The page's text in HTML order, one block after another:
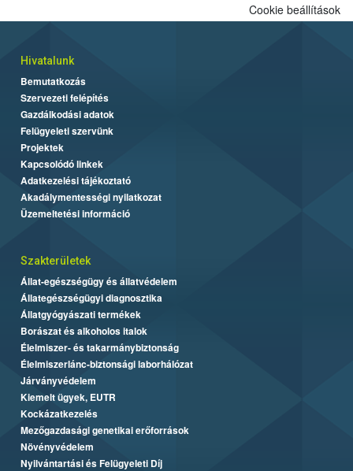
Cookie beállítások
Hivatalunk
Bemutatkozás
Szervezeti felépítés
Gazdálkodási adatok
Felügyeleti szervünk
Projektek
Kapcsolódó linkek
Adatkezelési tájékoztató
Akadálymentességi nyilatkozat
Üzemeltetési információ
Szakterületek
Állat-egészségügy és állatvédelem
Állategészségügyi diagnosztika
Állatgyógyászati termékek
Borászat és alkoholos italok
Élelmiszer- és takarmánybiztonság
Élelmiszerlánc-biztonsági laborhálózat
Járványvédelem
Kiemelt ügyek, EUTR
Kockázatkezelés
Mezőgazdasági genetikai erőforrások
Növényvédelem
Nyilvántartási és Felügyeleti Díj